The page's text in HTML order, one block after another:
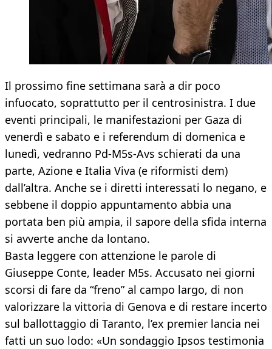
Il prossimo fine settimana sarà a dir poco
infuocato, soprattutto per il centrosinistra. I due
eventi principali, le manifestazioni per Gaza di
venerdì e sabato e i referendum di domenica e
lunedì, vedranno Pd-M5s-Avs schierati da una
parte, Azione e Italia Viva (e riformisti dem)
dall’altra. Anche se i diretti interessati lo negano, e
sebbene il doppio appuntamento abbia una
portata ben più ampia, il sapore della sfida interna
si avverte anche da lontano.
Basta leggere con attenzione le parole di
Giuseppe Conte, leader M5s. Accusato nei giorni
scorsi di fare da “freno” al campo largo, di non
valorizzare la vittoria di Genova e di restare incerto
sul ballottaggio di Taranto, l’ex premier lancia nei
fatti un suo lodo: «Un sondaggio Ipsos testimonia